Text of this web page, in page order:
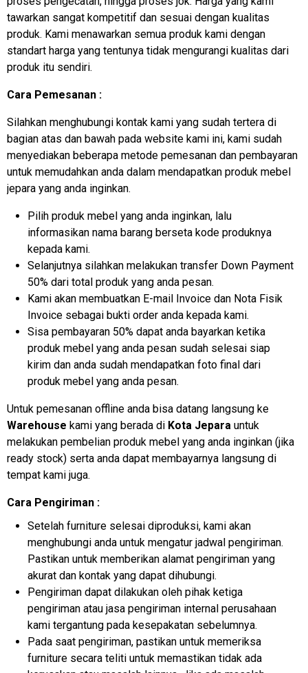
tawarkan sangat kompetitif dan sesuai dengan kualitas
produk. Kami menawarkan semua produk kami dengan
standart harga yang tentunya tidak mengurangi kualitas dari
produk itu sendiri.
Cara Pemesanan :
Silahkan menghubungi kontak kami yang sudah tertera di
bagian atas dan bawah pada website kami ini, kami sudah
menyediakan beberapa metode pemesanan dan pembayaran
untuk memudahkan anda dalam mendapatkan produk mebel
jepara yang anda inginkan.
Pilih produk mebel yang anda inginkan, lalu
informasikan nama barang berseta kode produknya
kepada kami.
Selanjutnya silahkan melakukan transfer Down Payment
50% dari total produk yang anda pesan.
Kami akan membuatkan E-mail Invoice dan Nota Fisik
Invoice sebagai bukti order anda kepada kami.
Sisa pembayaran 50% dapat anda bayarkan ketika
produk mebel yang anda pesan sudah selesai siap
kirim dan anda sudah mendapatkan foto final dari
produk mebel yang anda pesan.
Untuk pemesanan offline anda bisa datang langsung ke
Warehouse kami yang berada di Kota Jepara untuk
melakukan pembelian produk mebel yang anda inginkan (jika
ready stock) serta anda dapat membayarnya langsung di
tempat kami juga.
Cara Pengiriman :
Setelah furniture selesai diproduksi, kami akan
menghubungi anda untuk mengatur jadwal pengiriman.
Pastikan untuk memberikan alamat pengiriman yang
akurat dan kontak yang dapat dihubungi.
Pengiriman dapat dilakukan oleh pihak ketiga
pengiriman atau jasa pengiriman internal perusahaan
kami tergantung pada kesepakatan sebelumnya.
Pada saat pengiriman, pastikan untuk memeriksa
furniture secara teliti untuk memastikan tidak ada